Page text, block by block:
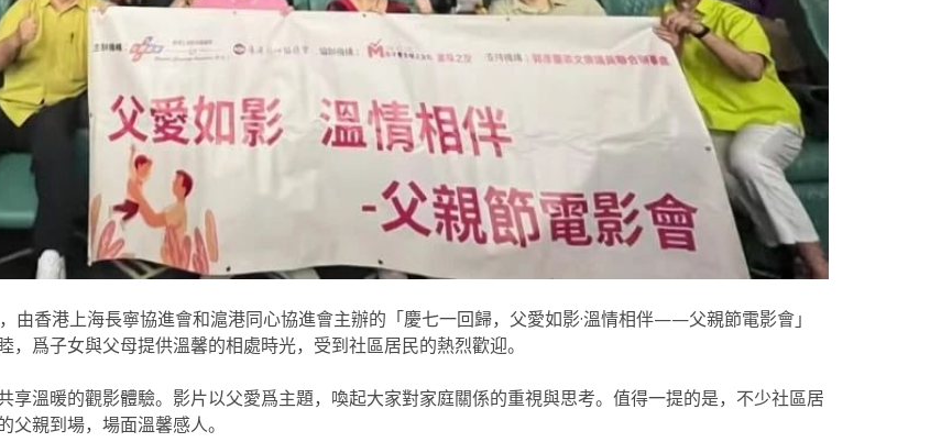
由香港上海長寧協進會和滬港同心協進會主辦的「慶七一回歸，父愛如影·溫情相伴——父親節電影會」
爲子女與父母提供溫馨的相處時光，受到社區居民的熱烈歡迎。
溫暖的觀影體驗。影片以父愛爲主題，喚起大家對家庭關係的重視與思考。值得一提的是，不少社區居
父親到場，場面溫馨感人。